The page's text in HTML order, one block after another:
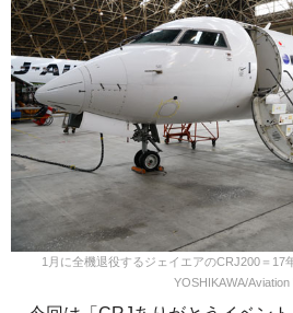
1月に全機退役するジェイエアのCRJ200＝17
YOSHIKAWA/Aviation